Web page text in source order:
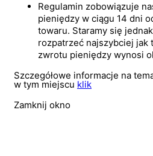
Regulamin zobowiązuje
pieniędzy w ciągu 14 dni
towaru. Staramy się
rozpatrzeć najszybciej jak
zwrotu pieniędzy wynosi
Szczegółowe informacje na
w tym miejscu klik
Zamknij okno